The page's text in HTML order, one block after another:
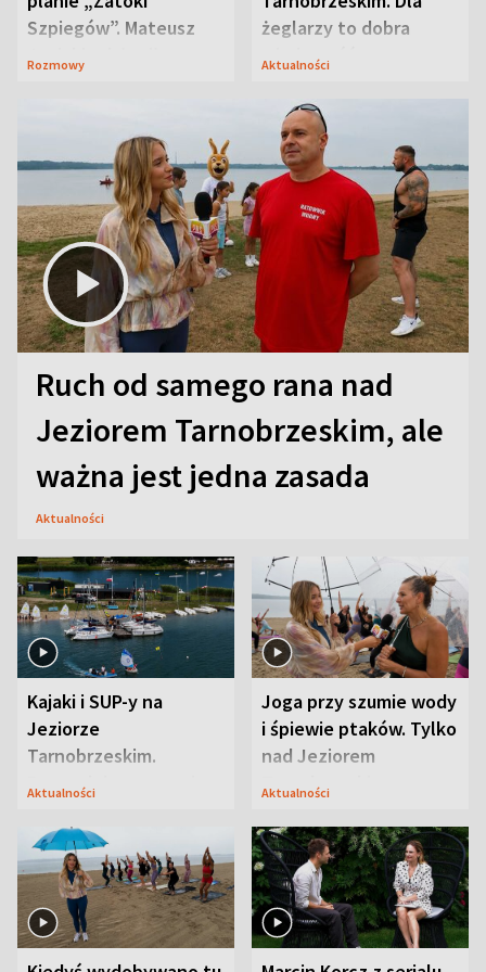
Szpiegów”. Mateusz
Janicki odsłonił
Rozmowy
żeglarzy to dobra
wiadomość
Aktualności
Ruch od samego rana nad
Jeziorem Tarnobrzeskim, ale
ważna jest jedna zasada
Aktualności
Kajaki i SUP-y na
Jeziorze
Tarnobrzeskim.
Przyrodnicy zwracają
Aktualności
Joga przy szumie wody
i śpiewie ptaków. Tylko
nad Jeziorem
Tarnobrzeskim
Aktualności